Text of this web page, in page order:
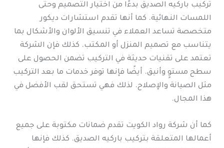
تركيب باركيه الصديق بدءًا من اختيار التصميم وحتى
اللمسات النهائية. كما أنها تقدم استشارات ديكور
متخصصة تساعد العملاء في تنسيق الألوان والأشكال بما
يتناسب مع تصميم المنزل أو المكتب. كذلك فإن الشركة
تعتمد على تقنيات حديثة في التركيب تضمن الحصول على
سطح مستوٍ وأنيق. أيضًا فإنها توفر خدمات ما بعد التركيب
مثل الصيانة والإصلاح. لذلك فهي تستحق لقب الأفضل في
هذا المجال.
كما أن شركة رواد الكويت تقدم ضمانات مكتوبة على جميع
أعمالها المتعلقة بتركيب باركيه الصديق. كذلك فإنها